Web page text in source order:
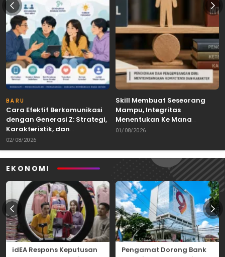
BARU
Cara Efektif Berkomunikasi
dengan Generasi Z: Strategi,
Karakteristik, dan
Tantangannya
02/08/2026
Skill Membuat Seseorang
Mampu, Integritas
Menentukan Ke Mana
Kemampuan Itu Dibawa
01/08/2026
EKONOMI
idEA Respons Keputusan
Pengamat Dorong Bank